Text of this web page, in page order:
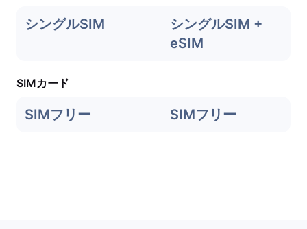
シングルSIM
シングルSIM +
eSIM
SIMカード
SIMフリー SIMフリー